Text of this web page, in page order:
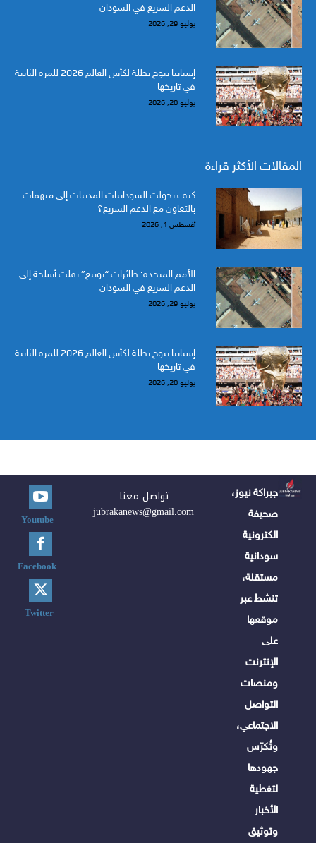
الدعم السريع في السودان
يوليو 29, 2026
إسبانيا تتوج بطلة لكأس العالم 2026 للمرة الثانية
في تاريخها
يوليو 20, 2026
المقالات الأكثر قراءة
كيف تحولت السودانيات المدنيات إلى متهمات
بالتعاون مع الدعم السريع؟
أغسطس 1, 2026
الأمم المتحدة: طائرات “بوينغ” نقلت أسلحة إلى
الدعم السريع في السودان
يوليو 29, 2026
إسبانيا تتوج بطلة لكأس العالم 2026 للمرة الثانية
في تاريخها
يوليو 20, 2026
جبراكة نيوز،
صحيفة
الكترونية
سودانية
مستقلة،
تنشط عبر
موقعها
على
الإنترنت
ومنصات
التواصل
الاجتماعي،
وتُكرّس
جهودها
لتغطية
الأخبار
وتوثيق
تواصل معنا:
jubrakanews@gmail.com
Youtube
Facebook
Twitter